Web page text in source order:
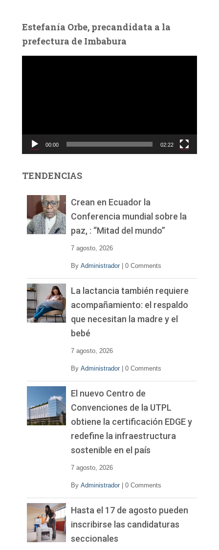
Estefanía Orbe, precandidata a la
prefectura de Imbabura
c
d
00:00 02:22
TENDENCIAS
Crean en Ecuador la
Conferencia mundial sobre la
paz, : “Mitad del mundo”
7 agosto, 2026
By Administrador 0 Comments
La lactancia también requiere
acompañamiento: el respaldo
que necesitan la madre y el
bebé
7 agosto, 2026
By Administrador 0 Comments
El nuevo Centro de
Convenciones de la UTPL
obtiene la certificación EDGE y
redefine la infraestructura
sostenible en el país
7 agosto, 2026
By Administrador 0 Comments
Hasta el 17 de agosto pueden
inscribirse las candidaturas
seccionales